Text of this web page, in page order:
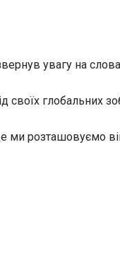
увагу на
глобальних
ми розташовуємо